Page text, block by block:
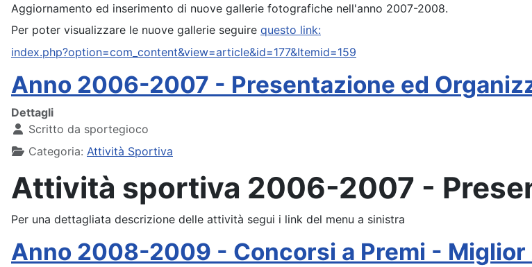
Aggiornamento ed inserimento di nuove gallerie fotografiche nell'anno 2007-2008.
Per poter visualizzare le nuove gallerie seguire questo link:
index.php?option=com_content&view=article&id=177&Itemid=159
Anno 2006-2007 - Presentazione ed
Dettagli
Scritto da sportegioco
Categoria: Attività Sportiva
Attività sportiva 2006-2007 -
Per una dettagliata descrizione delle attività segui i link del menu a sinistra
Anno 2008-2009 - Concorsi a Premi -